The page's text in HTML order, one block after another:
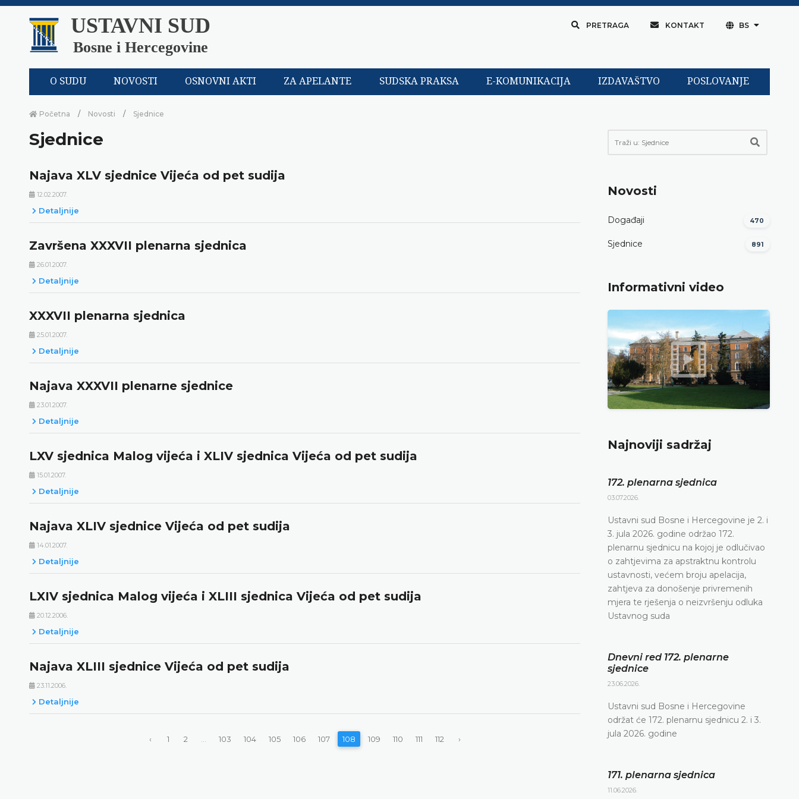
USTAVNI SUD
Bosne i Hercegovine
PRETRAGA KONTAKT BS
O SUDU NOVOSTI OSNOVNI AKTI ZA APELANTE SUDSKA PRAKSA E-KOMUNIKACIJA IZDAVAŠTVO POSLOVANJE
Početna Novosti Sjednice
Sjednice
Najava XLV sjednice Vijeća od pet sudija
12.02.2007.
Detaljnije
Završena XXXVII plenarna sjednica
26.01.2007.
Detaljnije
XXXVII plenarna sjednica
25.01.2007.
Detaljnije
Najava XXXVII plenarne sjednice
23.01.2007.
Detaljnije
LXV sjednica Malog vijeća i XLIV sjednica Vijeća od pet sudija
15.01.2007.
Detaljnije
Najava XLIV sjednice Vijeća od pet sudija
14.01.2007.
Detaljnije
LXIV sjednica Malog vijeća i XLIII sjednica Vijeća od pet sudija
20.12.2006.
Detaljnije
Najava XLIII sjednice Vijeća od pet sudija
23.11.2006.
Detaljnije
‹ 1 2 103 104 105 106 107 108 109 110 111 112 ›
Novosti
Događaji 470
Sjednice 891
Informativni video
Najnoviji sadržaj
172. plenarna sjednica
03.07.2026.
Ustavni sud Bosne i Hercegovine je 2. i
3. jula 2026. godine održao 172.
plenarnu sjednicu na kojoj je odlučivao
o zahtjevima za apstraktnu kontrolu
ustavnosti, većem broju apelacija,
zahtjeva za donošenje privremenih
mjera te rješenja o neizvršenju odluka
Ustavnog suda
Dnevni red 172. plenarne
sjednice
23.06.2026.
Ustavni sud Bosne i Hercegovine
održat će 172. plenarnu sjednicu 2. i 3.
jula 2026. godine
171. plenarna sjednica
11.06.2026.